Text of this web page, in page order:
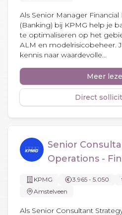
Als Senior Manager
(Banking) bij KPMG help je
te optimaliseren op het
ALM en modelrisicobeheer.
kennis naar waardevolle...
Meer
Direct
Senior
Operations -
KPMG 3.965 - 5.050
Amstelveen
Als Senior Consultant